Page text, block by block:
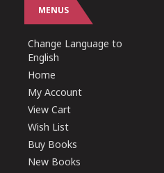
MENUS
Change Language to
English
Home
My Account
View Cart
Wish List
Buy Books
New Books